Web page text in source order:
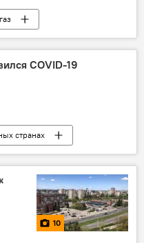
газ
COVID-19
странах
10